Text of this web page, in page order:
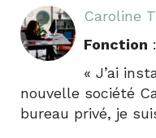
Caroline
Fonction
« J’ai
nouvelle société
bureau privé, je